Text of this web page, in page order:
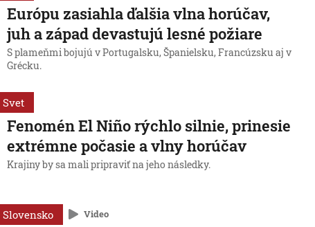
Európu zasiahla ďalšia vlna horúčav,
juh a západ devastujú lesné požiare
S plameňmi bojujú v Portugalsku, Španielsku, Francúzsku aj v
Grécku.
Svet
Fenomén El Niño rýchlo silnie, prinesie
extrémne počasie a vlny horúčav
Krajiny by sa mali pripraviť na jeho následky.
Slovensko Video